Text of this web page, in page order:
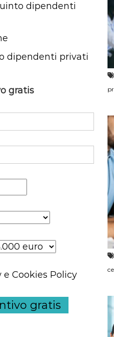
dipendenti
dipendenti privati
gratis
e Cookies Policy
gratis